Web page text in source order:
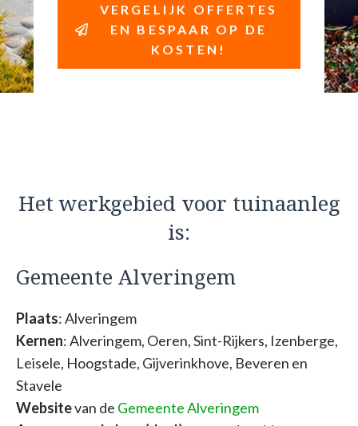
VERGELIJK OFFERTES
EN BESPAAR OP DE
KOSTEN!
Het werkgebied voor tuinaanleg
is:
Gemeente Alveringem
Plaats: Alveringem
Kernen: Alveringem, Oeren, Sint-Rijkers, Izenberge,
Leisele, Hoogstade, Gijverinkhove, Beveren en
Stavele
Websitevan de Gemeente Alveringem